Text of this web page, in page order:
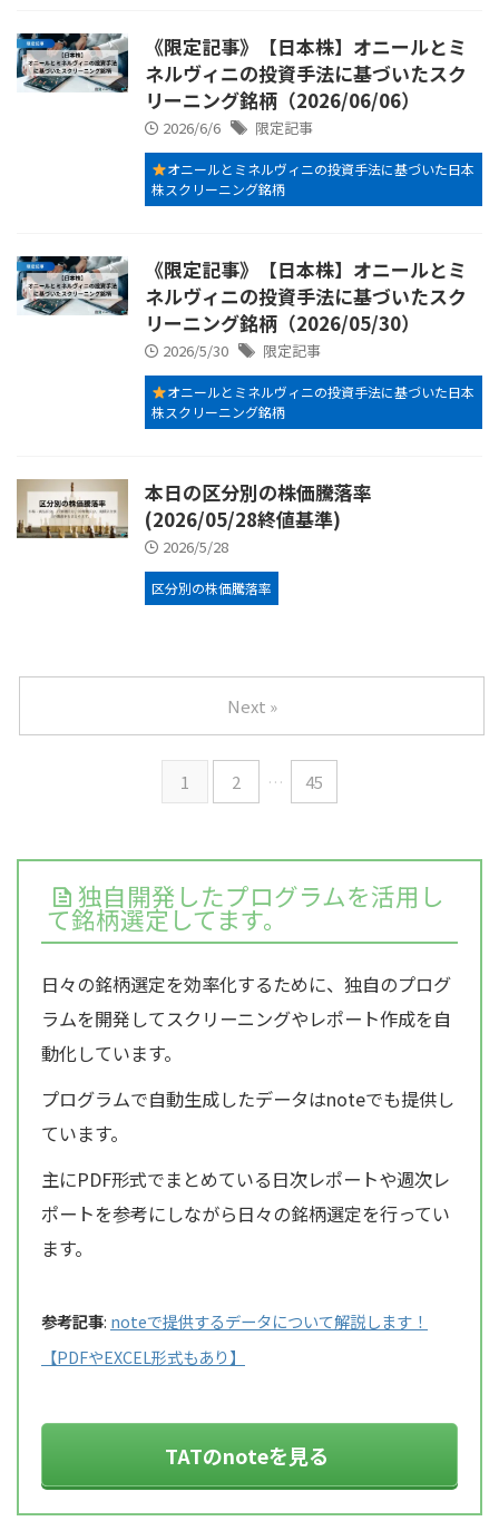
《限定記事》【日本株】オニールとミ
ネルヴィニの投資手法に基づいたスク
リーニング銘柄（2026/06/06）
2026/6/6 限定記事
オニールとミネルヴィニの投資手法に基づいた日本
株スクリーニング銘柄
《限定記事》【日本株】オニールとミ
ネルヴィニの投資手法に基づいたスク
リーニング銘柄（2026/05/30）
2026/5/30 限定記事
オニールとミネルヴィニの投資手法に基づいた日本
株スクリーニング銘柄
本日の区分別の株価騰落率
(2026/05/28終値基準)
2026/5/28
区分別の株価騰落率
1 2 … 45
Next »
独自開発したプログラムを活用し
て銘柄選定してます。
日々の銘柄選定を効率化するために、独自のプログ
ラムを開発してスクリーニングやレポート作成を自
動化しています。
プログラムで自動生成したデータはnoteでも提供し
ています。
主にPDF形式でまとめている日次レポートや週次レ
ポートを参考にしながら日々の銘柄選定を行ってい
ます。
参考記事: noteで提供するデータについて解説します！
【PDFやEXCEL形式もあり】
TATのnoteを見る